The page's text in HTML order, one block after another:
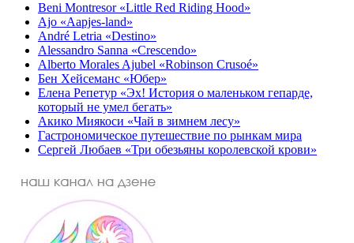
Beni Montresor «Little Red Riding Hood»
Ajo «Aapjes-land»
André Letria «Destino»
Alessandro Sanna «Crescendo»
Alberto Morales Ajubel «Robinson Crusoé»
Бен Хейсеманс «Юбер»
Елена Репетур «Эх! История о маленьком гепарде,
который не умел бегать»
Акико Миякоси «Чай в зимнем лесу»
Гастрономическое путешествие по рынкам мира
Сергей Любаев «Три обезьяны королевской крови»